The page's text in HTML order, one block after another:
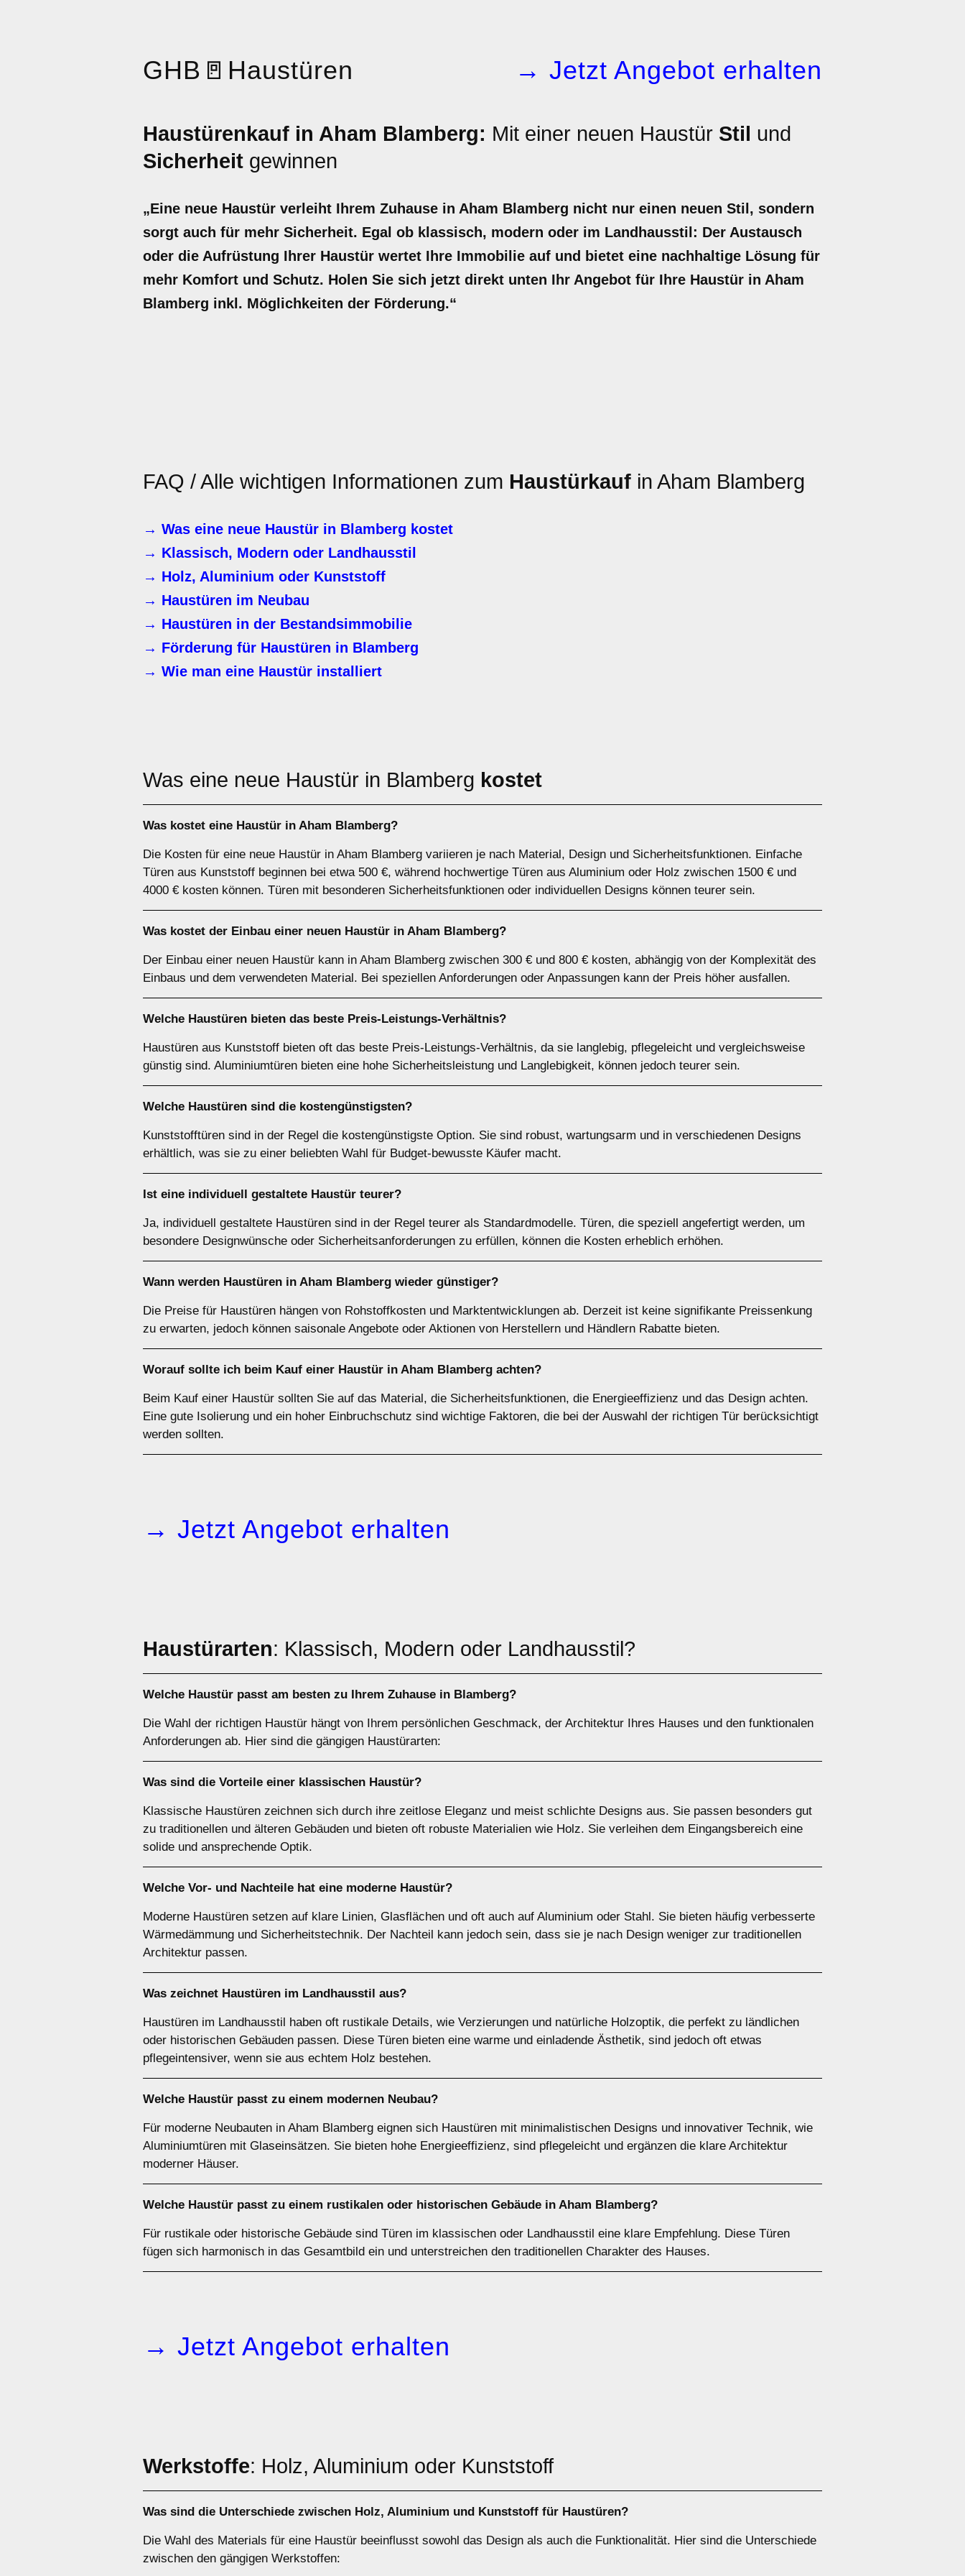
GHB 🚪 Haustüren → Jetzt Angebot erhalten
Haustürenkauf in Aham Blamberg: Mit einer neuen Haustür Stil und
Sicherheit gewinnen
„Eine neue Haustür verleiht Ihrem Zuhause in Aham Blamberg nicht nur einen neuen Stil, sondern
sorgt auch für mehr Sicherheit. Egal ob klassisch, modern oder im Landhausstil: Der Austausch
oder die Aufrüstung Ihrer Haustür wertet Ihre Immobilie auf und bietet eine nachhaltige Lösung für
mehr Komfort und Schutz. Holen Sie sich jetzt direkt unten Ihr Angebot für Ihre Haustür in Aham
Blamberg inkl. Möglichkeiten der Förderung.“
FAQ / Alle wichtigen Informationen zum Haustürkauf in Aham Blamberg
→ Was eine neue Haustür in Blamberg kostet
→ Klassisch, Modern oder Landhausstil
→ Holz, Aluminium oder Kunststoff
→ Haustüren im Neubau
→ Haustüren in der Bestandsimmobilie
→ Förderung für Haustüren in Blamberg
→ Wie man eine Haustür installiert
Was eine neue Haustür in Blamberg kostet
Was kostet eine Haustür in Aham Blamberg?
Die Kosten für eine neue Haustür in Aham Blamberg variieren je nach Material, Design und Sicherheitsfunktionen. Einfache
Türen aus Kunststoff beginnen bei etwa 500 €, während hochwertige Türen aus Aluminium oder Holz zwischen 1500 € und
4000 € kosten können. Türen mit besonderen Sicherheitsfunktionen oder individuellen Designs können teurer sein.
Was kostet der Einbau einer neuen Haustür in Aham Blamberg?
Der Einbau einer neuen Haustür kann in Aham Blamberg zwischen 300 € und 800 € kosten, abhängig von der Komplexität des
Einbaus und dem verwendeten Material. Bei speziellen Anforderungen oder Anpassungen kann der Preis höher ausfallen.
Welche Haustüren bieten das beste Preis-Leistungs-Verhältnis?
Haustüren aus Kunststoff bieten oft das beste Preis-Leistungs-Verhältnis, da sie langlebig, pflegeleicht und vergleichsweise
günstig sind. Aluminiumtüren bieten eine hohe Sicherheitsleistung und Langlebigkeit, können jedoch teurer sein.
Welche Haustüren sind die kostengünstigsten?
Kunststofftüren sind in der Regel die kostengünstigste Option. Sie sind robust, wartungsarm und in verschiedenen Designs
erhältlich, was sie zu einer beliebten Wahl für Budget-bewusste Käufer macht.
Ist eine individuell gestaltete Haustür teurer?
Ja, individuell gestaltete Haustüren sind in der Regel teurer als Standardmodelle. Türen, die speziell angefertigt werden, um
besondere Designwünsche oder Sicherheitsanforderungen zu erfüllen, können die Kosten erheblich erhöhen.
Wann werden Haustüren in Aham Blamberg wieder günstiger?
Die Preise für Haustüren hängen von Rohstoffkosten und Marktentwicklungen ab. Derzeit ist keine signifikante Preissenkung
zu erwarten, jedoch können saisonale Angebote oder Aktionen von Herstellern und Händlern Rabatte bieten.
Worauf sollte ich beim Kauf einer Haustür in Aham Blamberg achten?
Beim Kauf einer Haustür sollten Sie auf das Material, die Sicherheitsfunktionen, die Energieeffizienz und das Design achten.
Eine gute Isolierung und ein hoher Einbruchschutz sind wichtige Faktoren, die bei der Auswahl der richtigen Tür berücksichtigt
werden sollten.
→ Jetzt Angebot erhalten
Haustürarten: Klassisch, Modern oder Landhausstil?
Welche Haustür passt am besten zu Ihrem Zuhause in Blamberg?
Die Wahl der richtigen Haustür hängt von Ihrem persönlichen Geschmack, der Architektur Ihres Hauses und den funktionalen
Anforderungen ab. Hier sind die gängigen Haustürarten:
Was sind die Vorteile einer klassischen Haustür?
Klassische Haustüren zeichnen sich durch ihre zeitlose Eleganz und meist schlichte Designs aus. Sie passen besonders gut
zu traditionellen und älteren Gebäuden und bieten oft robuste Materialien wie Holz. Sie verleihen dem Eingangsbereich eine
solide und ansprechende Optik.
Welche Vor- und Nachteile hat eine moderne Haustür?
Moderne Haustüren setzen auf klare Linien, Glasflächen und oft auch auf Aluminium oder Stahl. Sie bieten häufig verbesserte
Wärmedämmung und Sicherheitstechnik. Der Nachteil kann jedoch sein, dass sie je nach Design weniger zur traditionellen
Architektur passen.
Was zeichnet Haustüren im Landhausstil aus?
Haustüren im Landhausstil haben oft rustikale Details, wie Verzierungen und natürliche Holzoptik, die perfekt zu ländlichen
oder historischen Gebäuden passen. Diese Türen bieten eine warme und einladende Ästhetik, sind jedoch oft etwas
pflegeintensiver, wenn sie aus echtem Holz bestehen.
Welche Haustür passt zu einem modernen Neubau?
Für moderne Neubauten in Aham Blamberg eignen sich Haustüren mit minimalistischen Designs und innovativer Technik, wie
Aluminiumtüren mit Glaseinsätzen. Sie bieten hohe Energieeffizienz, sind pflegeleicht und ergänzen die klare Architektur
moderner Häuser.
Welche Haustür passt zu einem rustikalen oder historischen Gebäude in Aham Blamberg?
Für rustikale oder historische Gebäude sind Türen im klassischen oder Landhausstil eine klare Empfehlung. Diese Türen
fügen sich harmonisch in das Gesamtbild ein und unterstreichen den traditionellen Charakter des Hauses.
→ Jetzt Angebot erhalten
Werkstoffe: Holz, Aluminium oder Kunststoff
Was sind die Unterschiede zwischen Holz, Aluminium und Kunststoff für Haustüren?
Die Wahl des Materials für eine Haustür beeinflusst sowohl das Design als auch die Funktionalität. Hier sind die Unterschiede
zwischen den gängigen Werkstoffen: